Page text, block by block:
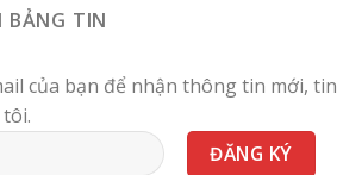
BẢNG TIN
của bạn để nhận thông tin mới, tin